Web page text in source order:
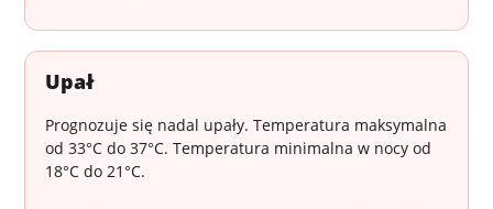
Upał
Prognozuje się nadal upały. Temperatura maksymalna
od 33°C do 37°C. Temperatura minimalna w nocy od
18°C do 21°C.